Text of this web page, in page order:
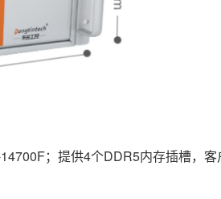
；提供4个DDR5内存插槽，客